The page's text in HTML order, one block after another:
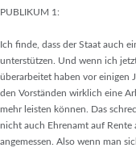
PUBLIKUM 1:
Ich finde, dass der Staat auch
unterstützen. Und wenn ich
überarbeitet haben vor einigen
den Vorständen wirklich eine
mehr leisten können. Das
nicht auch Ehrenamt auf Rente
angemessen. Also wenn man